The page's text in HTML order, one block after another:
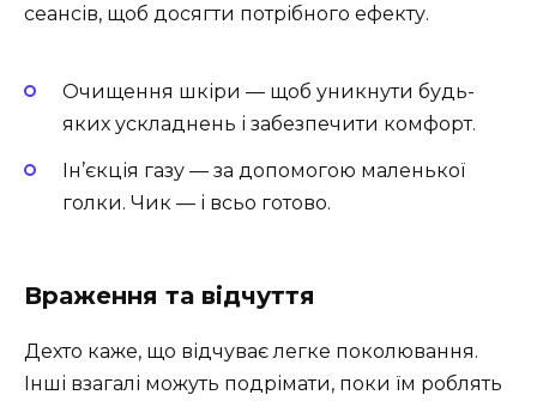
сеансів, щоб досягти потрібного ефекту.
Очищення шкіри — щоб уникнути будь-
яких ускладнень і забезпечити комфорт.
Ін’єкція газу — за допомогою маленької
голки. Чик — і всьо готово.
Враження та відчуття
Дехто каже, що відчуває легке поколювання.
Інші взагалі можуть подрімати, поки їм роблять